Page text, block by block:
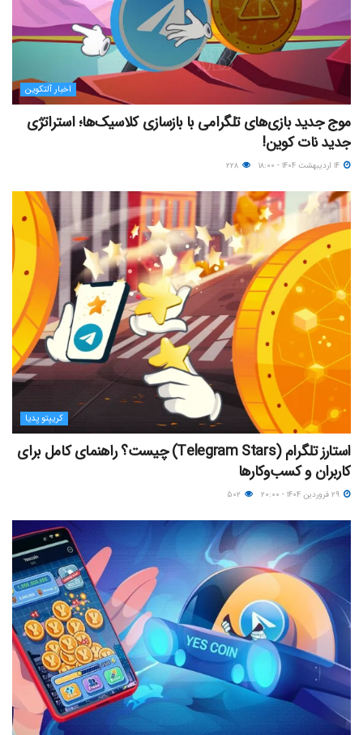
اخبار آلتکوین
موج جدید بازی‌های تلگرامی با بازسازی کلاسیک‌ها؛ استراتژی
جدید نات کوین!
کریپتو پدیا
استارز تلگرام (Telegram Stars) چیست؟ راهنمای کامل برای
کاربران و کسب‌وکارها